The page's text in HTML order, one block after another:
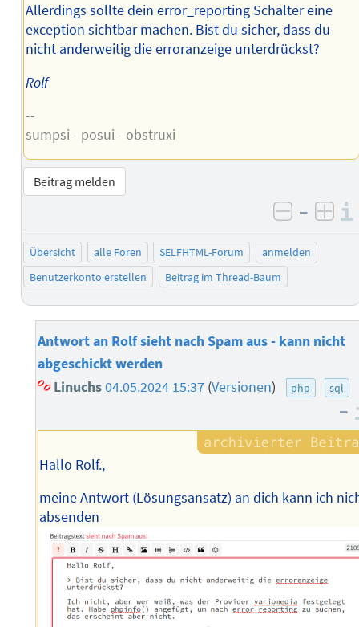
Allerdings sollte dein error_reporting Schalter eine
exception sichtbar machen. Bist du sicher, dass du
nicht anderweitig die erroranzeige unterdrückst?
Rolf
--
sumpsi - posui - obstruxi
Beitrag melden
negativ
–
Übersicht alle Foren SELFHTML-Forum
anmelden
Benutzerkonto erstellen
Beitrag im Thread-Baum
Antwort an Rolf sieht nach Spam aus - kann nicht
abgeschickt werden
Linuchs04.05.2024 15:37 (Versionen) php sql
–
Hallo Rolf.,
meine Antwort (Lösungsansatz) an dich kann ich
absenden